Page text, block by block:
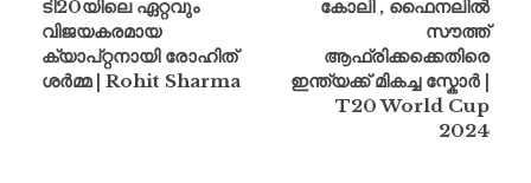
ടി20യിലെ ഏറ്റവും
വിജയകരമായ
ക്യാപ്റ്റനായി രോഹിത്
ശർമ്മ | Rohit Sharma
കോലി , ഫൈനലിൽ
സൗത്ത്
ആഫ്രിക്കക്കെതിരെ
ഇന്ത്യക്ക് മികച്ച സ്കോർ |
T20 World Cup
2024